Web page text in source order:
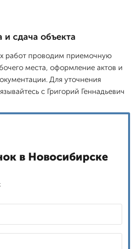
и сдача объекта
работ проводим приемочную
места, оформление актов и
Для уточнения
с Григорий Геннадьевич
в Новосибирске